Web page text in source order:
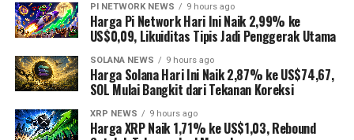
PI NETWORK NEWS 9 hours ago
Harga Pi Network Hari Ini Naik 2,99% ke
US$0,09, Likuiditas Tipis Jadi Penggerak Utama
SOLANA NEWS 9 hours ago
Harga Solana Hari Ini Naik 2,87% ke US$74,67,
SOL Mulai Bangkit dari Tekanan Koreksi
XRP NEWS 9 hours ago
Harga XRP Naik 1,71% ke US$1,03, Rebound